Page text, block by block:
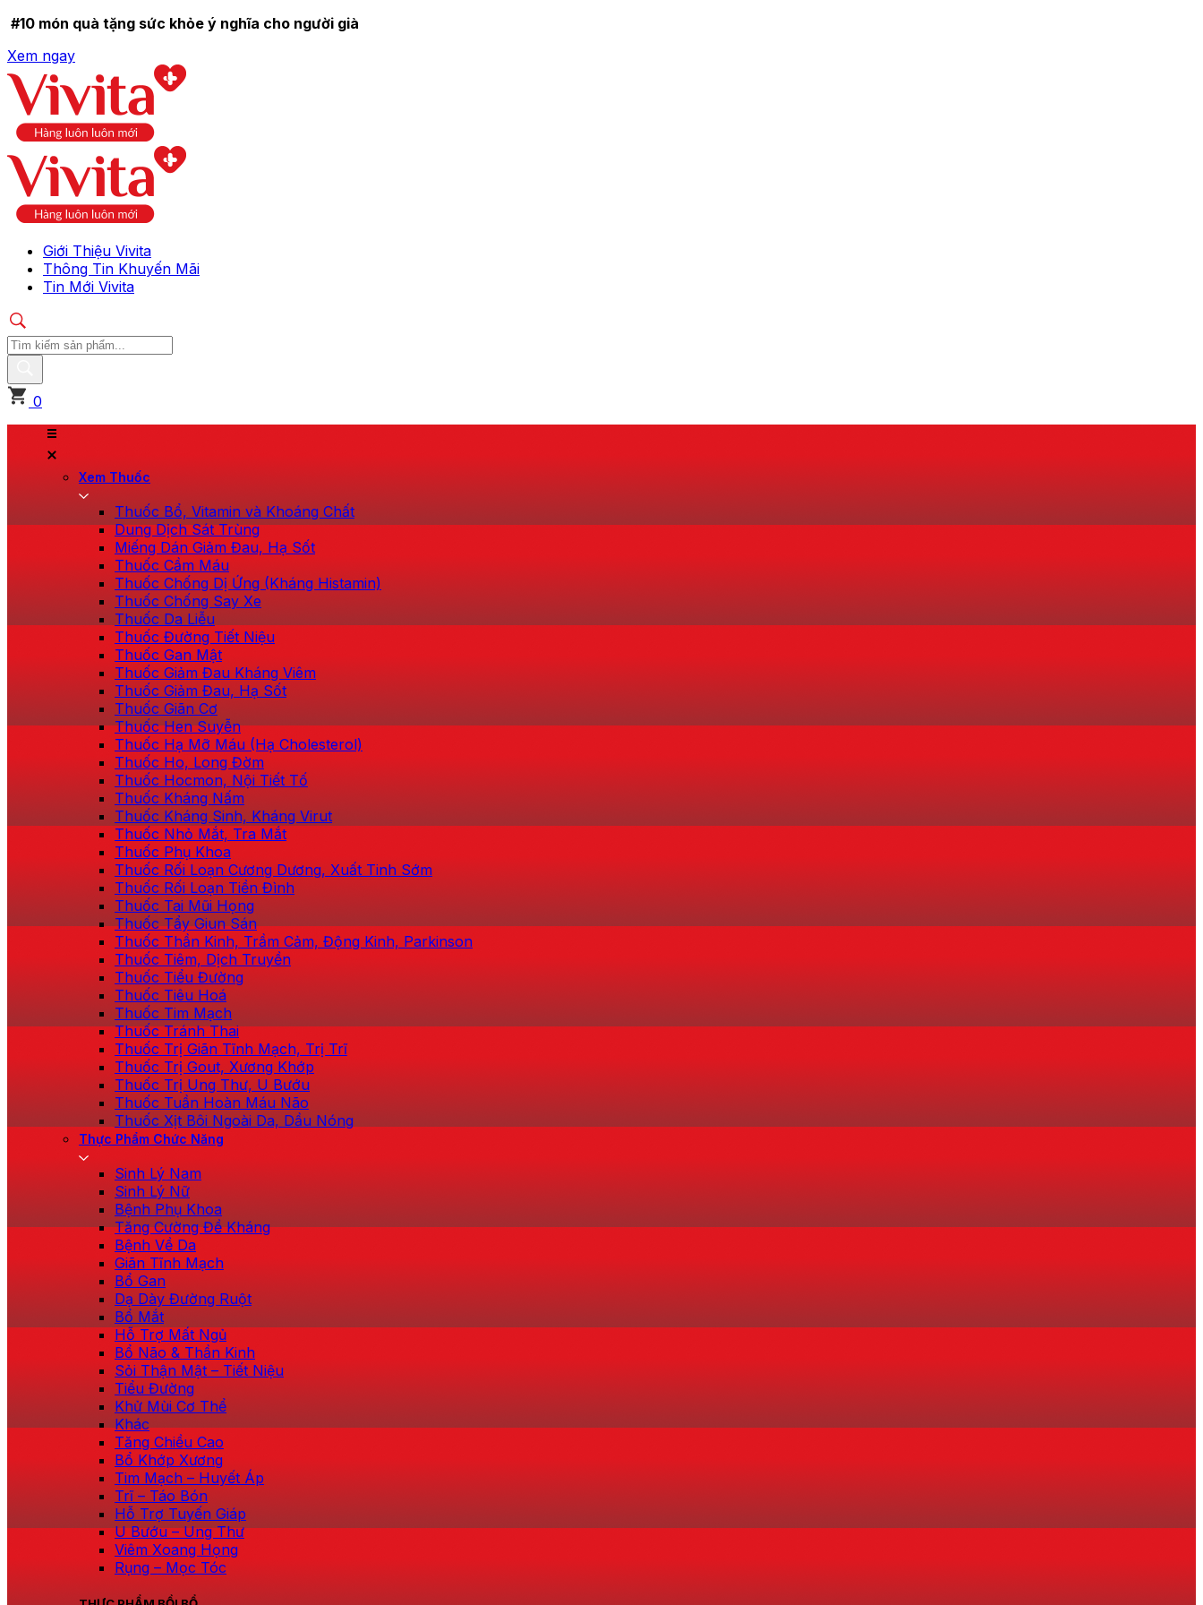
#10 món quà tặng sức khỏe ý nghĩa cho người già
Xem ngay
Giới Thiệu Vivita
Thông Tin Khuyến Mãi
Tin Mới Vivita
0
Xem Thuốc
Thuốc Bổ, Vitamin và Khoáng Chất
Dung Dịch Sát Trùng
Miếng Dán Giảm Đau, Hạ Sốt
Thuốc Cầm Máu
Thuốc Chống Dị Ứng (Kháng Histamin)
Thuốc Chống Say Xe
Thuốc Da Liễu
Thuốc Đường Tiết Niệu
Thuốc Gan Mật
Thuốc Giảm Đau Kháng Viêm
Thuốc Giảm Đau, Hạ Sốt
Thuốc Giãn Cơ
Thuốc Hen Suyễn
Thuốc Hạ Mỡ Máu (Hạ Cholesterol)
Thuốc Ho, Long Đờm
Thuốc Hocmon, Nội Tiết Tố
Thuốc Kháng Nấm
Thuốc Kháng Sinh, Kháng Virut
Thuốc Nhỏ Mắt, Tra Mắt
Thuốc Phụ Khoa
Thuốc Rối Loạn Cương Dương, Xuất Tinh Sớm
Thuốc Rối Loạn Tiền Đình
Thuốc Tai Mũi Họng
Thuốc Tẩy Giun Sán
Thuốc Thần Kinh, Trầm Cảm, Động Kinh, Parkinson
Thuốc Tiêm, Dịch Truyền
Thuốc Tiểu Đường
Thuốc Tiêu Hoá
Thuốc Tim Mạch
Thuốc Tránh Thai
Thuốc Trị Giãn Tĩnh Mạch, Trị Trĩ
Thuốc Trị Gout, Xương Khớp
Thuốc Trị Ung Thư, U Bướu
Thuốc Tuần Hoàn Máu Não
Thuốc Xịt Bôi Ngoài Da, Dầu Nóng
Thực Phẩm Chức Năng
Sinh Lý Nam
Sinh Lý Nữ
Bệnh Phụ Khoa
Tăng Cường Đề Kháng
Bệnh Về Da
Giãn Tĩnh Mạch
Bổ Gan
Dạ Dày Đường Ruột
Bổ Mắt
Hỗ Trợ Mất Ngủ
Bổ Não & Thần Kinh
Sỏi Thận Mật – Tiết Niệu
Tiểu Đường
Khử Mùi Cơ Thể
Khác
Tăng Chiều Cao
Bổ Khớp Xương
Tim Mạch – Huyết Áp
Trĩ – Táo Bón
Hỗ Trợ Tuyến Giáp
U Bướu – Ung Thư
Viêm Xoang Họng
Rụng – Mọc Tóc